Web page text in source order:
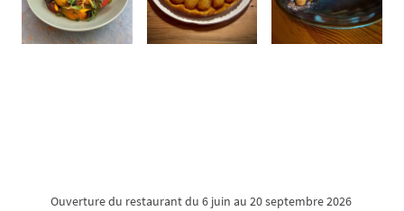
Ouverture du restaurant du 6 juin au 20 septembre 2026